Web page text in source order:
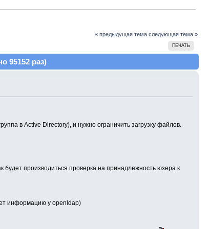
« предыдущая тема следующая тема »
ПЕЧАТЬ
95152 раз)
в Active Directory), и нужно ограничить загрузку файлов.
будет производиться проверка на принадлежность юзера к
информацию у openldap)